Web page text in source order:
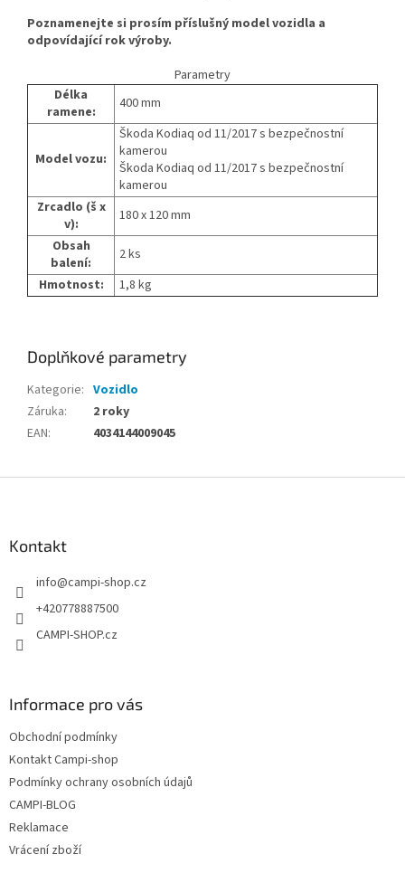
Poznamenejte si prosím příslušný model vozidla a
odpovídající rok výroby.
Parametry
Délka
ramene:
400 mm
Model vozu:
Škoda Kodiaq od 11/2017 s bezpečnostní
kamerou
Škoda Kodiaq od 11/2017 s bezpečnostní
kamerou
Zrcadlo (š x
v):
180 x 120 mm
Obsah
balení:
2 ks
Hmotnost:
1,8 kg
Doplňkové parametry
Kategorie: Vozidlo
Záruka:
2 roky
EAN: 4034144009045
Kontakt
info@campi-shop.cz
+420778887500
CAMPI-SHOP.cz
Informace pro vás
Obchodní podmínky
Kontakt Campi-shop
Podmínky ochrany osobních údajů
CAMPI-BLOG
Reklamace
Vrácení zboží